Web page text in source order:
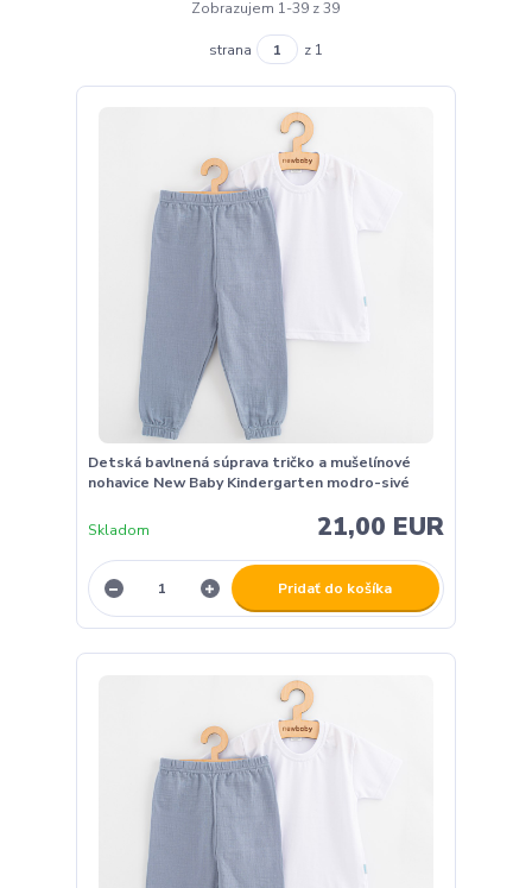
Zobrazujem 1-39 z 39
strana z 1
Detská bavlnená súprava tričko a mušelínové
nohavice New Baby Kindergarten modro-sivé
21,00 EUR
Skladom
Pridať do košíka